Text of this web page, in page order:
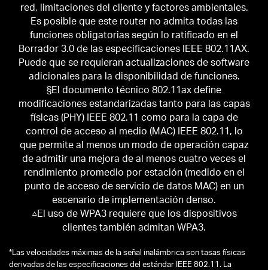
red, limitaciones del cliente y factores ambientales.
Es posible que este router no admita todas las
funciones obligatorias según lo ratificado en el
Borrador 3.0 de las especificaciones IEEE 802.11AX.
Puede que se requieran actualizaciones de software
adicionales para la disponibilidad de funciones.
§El documento técnico 802.11ax define
modificaciones estandarizadas tanto para las capas
físicas (PHY) IEEE 802.11 como para la capa de
control de acceso al medio (MAC) IEEE 802.11, lo
que permite al menos un modo de operación capaz
de admitir una mejora de al menos cuatro veces el
rendimiento promedio por estación (medido en el
punto de acceso de servicio de datos MAC) en un
escenario de implementación denso.
△El uso de WPA3 requiere que los dispositivos
clientes también admitan WPA3.
*Las velocidades máximas de la señal inalámbrica son tasas físicas
derivadas de las especificaciones del estándar IEEE 802.11. La